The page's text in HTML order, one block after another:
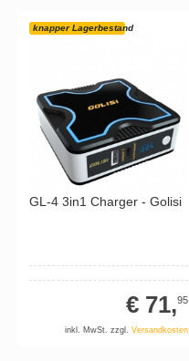
knapper Lagerbestand
GL-4 3in1 Charger - Golisi
€ 71,95
inkl. MwSt. zzgl.Versandkosten